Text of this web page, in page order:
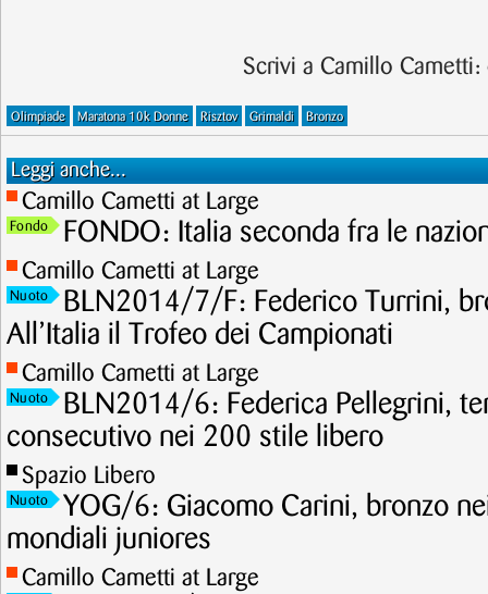
Scrivi a Camillo Cametti:
Olimpiade Maratona 10k Donne Risztov Grimaldi Bronzo
Leggi anche...
Camillo Cametti at Large
Fondo FONDO: Italia seconda fra le
Camillo Cametti at Large
Nuoto
BLN2014/7/F: Federico Turrini,
All’Italia il Trofeo dei Campionati
Camillo Cametti at Large
Nuoto
BLN2014/6: Federica Pellegrini,
consecutivo nei 200 stile libero
Spazio Libero
Nuoto
YOG/6: Giacomo Carini, bronzo
mondiali juniores
Camillo Cametti at Large